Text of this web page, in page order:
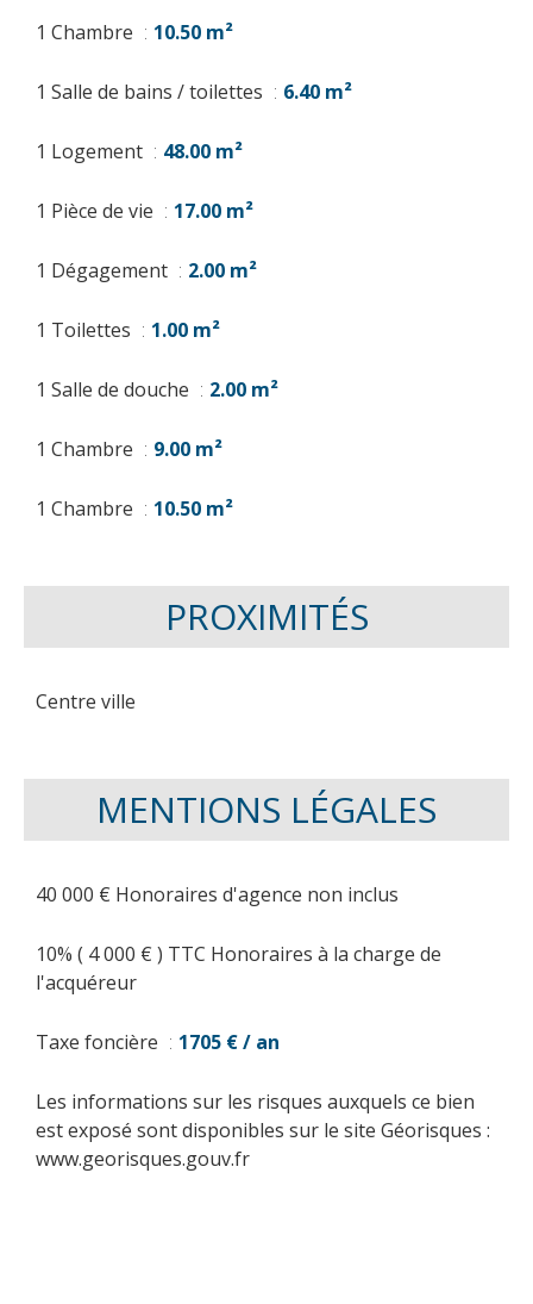
1 Chambre 10.50 m²
1 Salle de bains / toilettes 6.40 m²
1 Logement 48.00 m²
1 Pièce de vie 17.00 m²
1 Dégagement 2.00 m²
1 Toilettes 1.00 m²
1 Salle de douche 2.00 m²
1 Chambre 9.00 m²
1 Chambre 10.50 m²
PROXIMITÉS
Centre ville
MENTIONS LÉGALES
40 000 € Honoraires d'agence non inclus
10% ( 4 000 € ) TTC Honoraires à la charge de
l'acquéreur
Taxe foncière 1705 € / an
Les informations sur les risques auxquels ce bien
est exposé sont disponibles sur le site Géorisques :
www.georisques.gouv.fr